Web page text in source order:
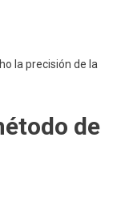
la precisión de la
de